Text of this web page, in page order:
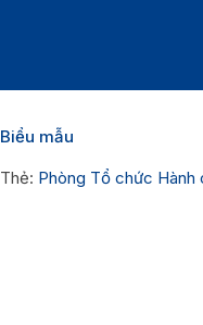
Biểu mẫu
Thẻ: Phòng Tổ chức Hành